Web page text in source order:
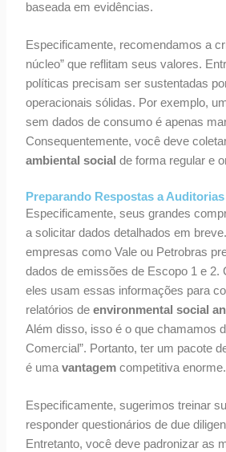
baseada em evidências.
Especificamente, recomendamos a
núcleo” que reflitam seus valores.
políticas precisam ser sustentadas
operacionais sólidas. Por exemplo,
sem dados de consumo é apenas
Consequentemente, você deve
ambiental social de forma regular e
Preparando Respostas a
Especificamente, seus grandes
a solicitar dados detalhados em
empresas como Vale ou Petrobras
dados de emissões de Escopo 1 e 2.
eles usam essas informações para
relatórios deenvironmental social
Além disso, isso é o que chamamos
Comercial”. Portanto, ter um pacote
é umavantagem competitiva enorme.
Especificamente, sugerimos treinar
responder questionários de due
Entretanto, você deve padronizar as